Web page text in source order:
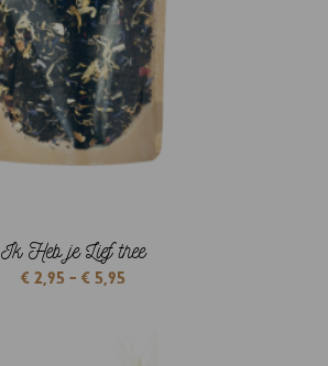
Ik Heb je Lief thee
€ 2,95 - € 5,95Prijsklasse: